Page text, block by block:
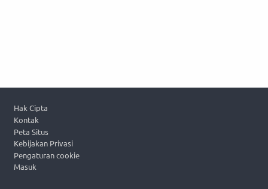
Hak Cipta
Kontak
Peta Situs
Kebijakan Privasi
Pengaturan cookie
Masuk